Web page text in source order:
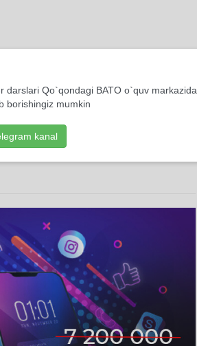
darslari Qo`qondagi BATO o`quv markazida
borishingiz mumkin
kanal